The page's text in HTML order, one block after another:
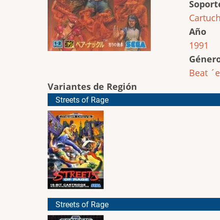
Año
1991
Beat
Variantes de Región
Streets of Rage
Streets of Rage